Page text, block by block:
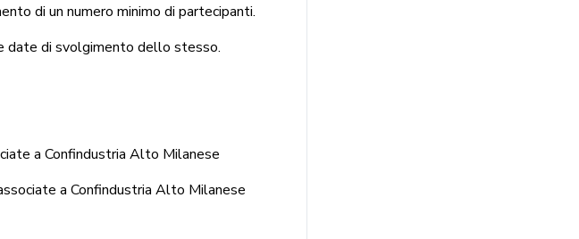
di un numero minimo di partecipanti.
date di svolgimento dello stesso.
a Confindustria Alto Milanese
a Confindustria Alto Milanese